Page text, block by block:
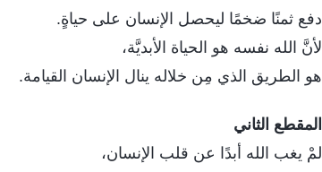
دفع ثمنًا ضخمًا ليحصل الإنسان على حياةٍ.
لأنَّ الله نفسه هو الحياة الأبديَّة،
هو الطريق الذي مِن خلاله ينال الإنسان القيامة.
المقطع الثاني
لمْ يغب الله أبدًا عن قلب الإنسان،